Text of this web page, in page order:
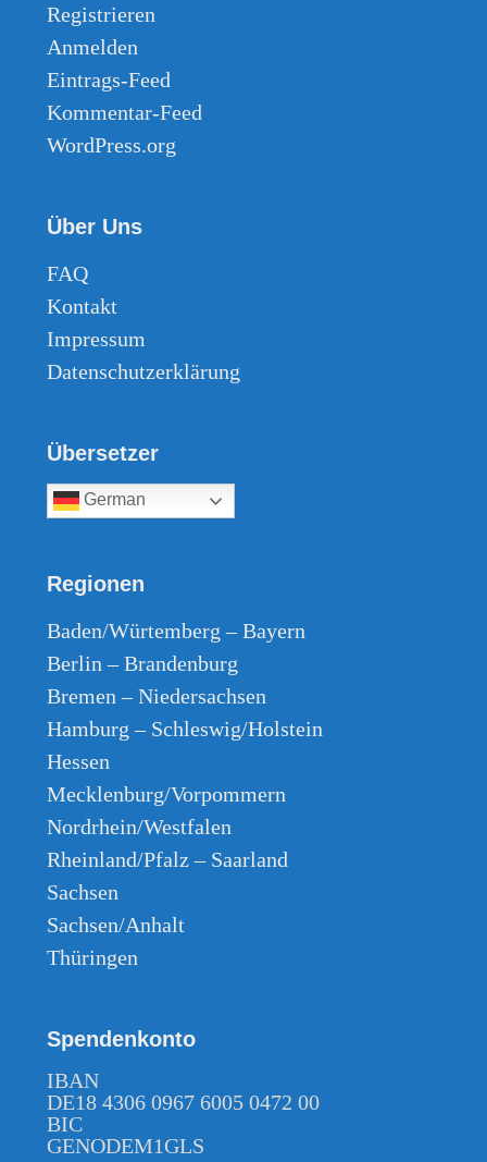
Registrieren
Anmelden
Eintrags-Feed
Kommentar-Feed
WordPress.org
Über Uns
FAQ
Kontakt
Impressum
Datenschutzerklärung
Übersetzer
German
Regionen
Baden/Würtemberg – Bayern
Berlin – Brandenburg
Bremen – Niedersachsen
Hamburg – Schleswig/Holstein
Hessen
Mecklenburg/Vorpommern
Nordrhein/Westfalen
Rheinland/Pfalz – Saarland
Sachsen
Sachsen/Anhalt
Thüringen
Spendenkonto
IBAN
DE18 4306 0967 6005 0472 00
BIC
GENODEM1GLS